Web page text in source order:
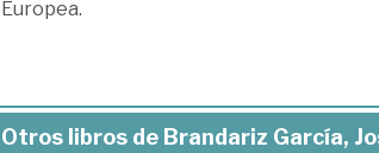
Europea.
Otros libros de Brandariz García,